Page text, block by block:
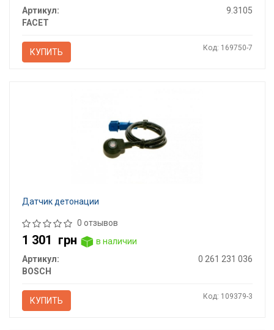
Артикул:
9.3105
FACET
КУПИТЬ Код: 169750-7
Датчик детонации
0 отзывов
1 301 грн
в наличии
Артикул:
0 261 231 036
BOSCH
КУПИТЬ Код: 109379-3